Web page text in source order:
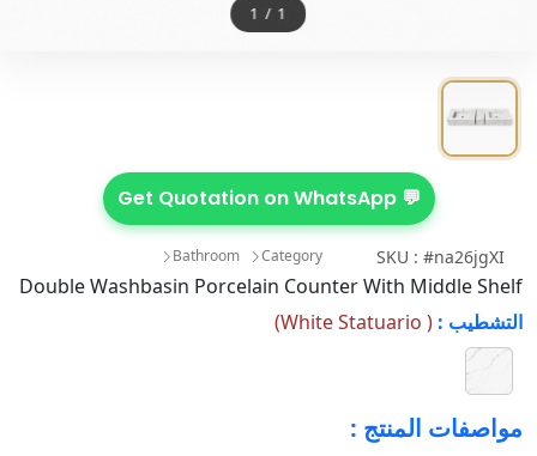
1
/
1
💬 Get Quotation on WhatsApp
Category
Bathroom SKU : #na26jgXI
Double Washbasin Porcelain Counter With Middle Shelf
التشطيب : (
)
مواصفات المنتج :